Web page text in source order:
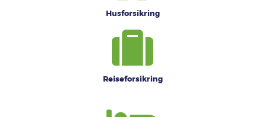
Husforsikring
Reiseforsikring